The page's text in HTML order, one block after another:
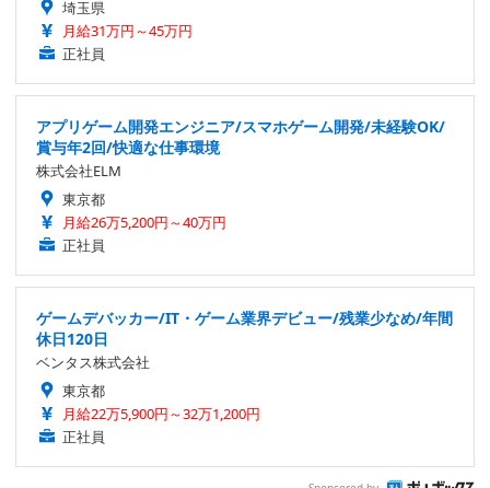
埼玉県
月給31万円～45万円
正社員
アプリゲーム開発エンジニア/スマホゲーム開発/未経験OK/
賞与年2回/快適な仕事環境
株式会社ELM
東京都
月給26万5,200円～40万円
正社員
ゲームデバッカー/IT・ゲーム業界デビュー/残業少なめ/年間
休日120日
ベンタス株式会社
東京都
月給22万5,900円～32万1,200円
正社員